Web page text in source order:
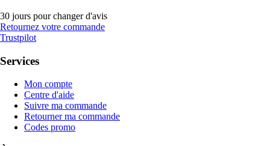
30 jours pour changer d'avis
Retournez votre commande
Trustpilot
Services
Mon compte
Centre d'aide
Suivre ma commande
Retourner ma commande
Codes promo